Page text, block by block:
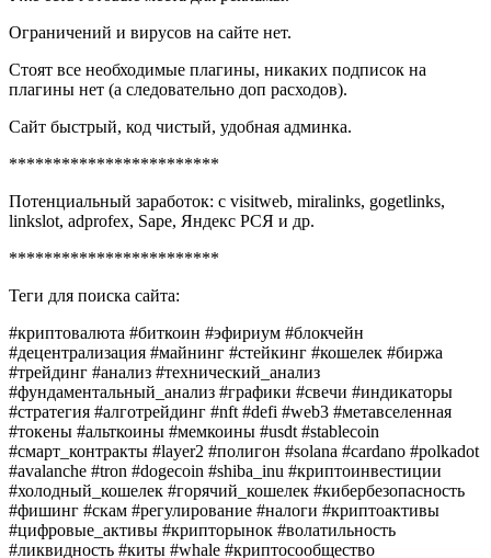
Ограничений и вирусов на сайте нет.
Стоят все необходимые плагины, никаких подписок на
плагины нет (а следовательно доп расходов).
Сайт быстрый, код чистый, удобная админка.
************************
Потенциальный заработок: с visitweb, miralinks, gogetlinks,
linkslot, adprofex, Sape, Яндекс РСЯ и др.
************************
Теги для поиска сайта:
#криптовалюта #биткоин #эфириум #блокчейн
#децентрализация #майнинг #стейкинг #кошелек #биржа
#трейдинг #анализ #технический_анализ
#фундаментальный_анализ #графики #свечи #индикаторы
#стратегия #алготрейдинг #nft #defi #web3 #метавселенная
#токены #альткоины #мемкоины #usdt #stablecoin
#смарт_контракты #layer2 #полигон #solana #cardano #polkadot
#avalanche #tron #dogecoin #shiba_inu #криптоинвестиции
#холодный_кошелек #горячий_кошелек #кибербезопасность
#фишинг #скам #регулирование #налоги #криптоактивы
#цифровые_активы #крипторынок #волатильность
#ликвидность #киты #whale #криптосообщество